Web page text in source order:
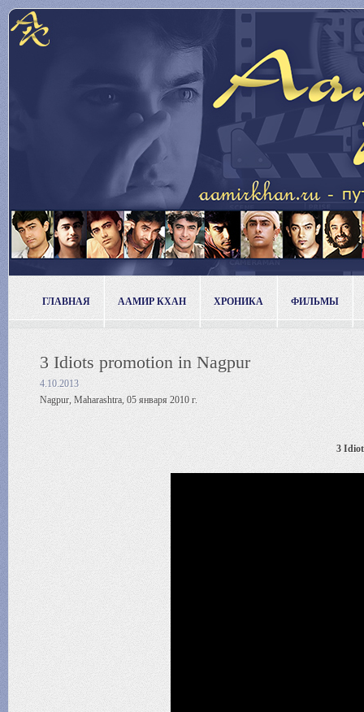
ГЛАВНАЯ ААМИР КХАН ХРОНИКА ФИЛЬМЫ
3 Idiots promotion in Nagpur
4.10.2013
Nagpur, Maharashtra, 05 января 2010 г.
3